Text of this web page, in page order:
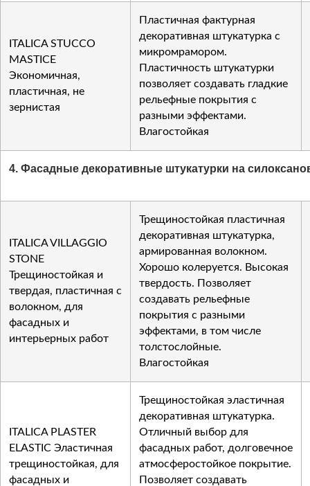
ITALICA STUCCO
MASTICE
Экономичная,
пластичная, не
зернистая
Пластичная фактурная
декоративная штукатурка с
микромрамором.
Пластичность штукатурки
позволяет создавать гладкие
рельефные покрытия с
разными эффектами.
Влагостойкая
4. Фасадные декоративные штукатурки на
ITALICA VILLAGGIO
STONE
Трещиностойкая и
твердая, пластичная с
волокном, для
фасадных и
интерьерных работ
Трещиностойкая пластичная
декоративная штукатурка,
армированная волокном.
Хорошо колеруется. Высокая
твердость. Позволяет
создавать рельефные
покрытия с разными
эффектами, в том числе
толстослойные.
Влагостойкая
ITALICA PLASTER
ELASTIC Эластичная
трещиностойкая, для
фасадных и
Трещиностойкая эластичная
декоративная штукатурка.
Отличный выбор для
фасадных работ, долговечное
атмосферостойкое покрытие.
Позволяет создавать